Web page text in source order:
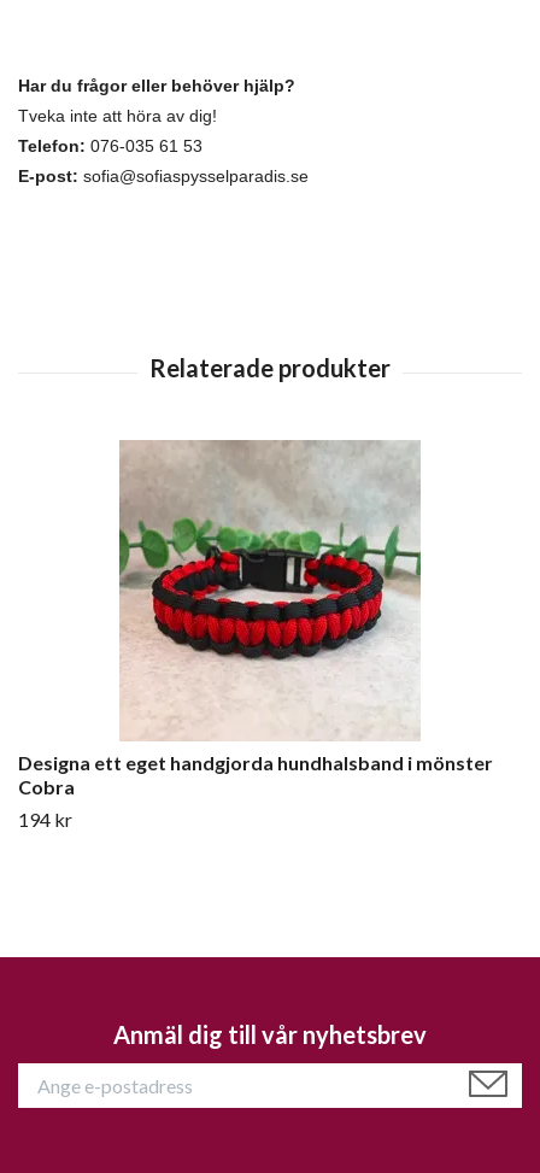
Har du frågor eller behöver hjälp?
Tveka inte att höra av dig!
Telefon: 076-035 61 53
E-post: sofia@sofiaspysselparadis.se
Designa ett eget handgjorda hundhalsband i mönster
Cobra
194 kr
Anmäl dig till vår nyhetsbrev